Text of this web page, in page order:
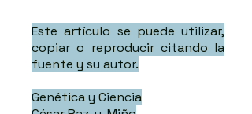
Este artículo se puede utilizar,
copiar o reproducir citando la
fuente y su autor.
Genética y Ciencia